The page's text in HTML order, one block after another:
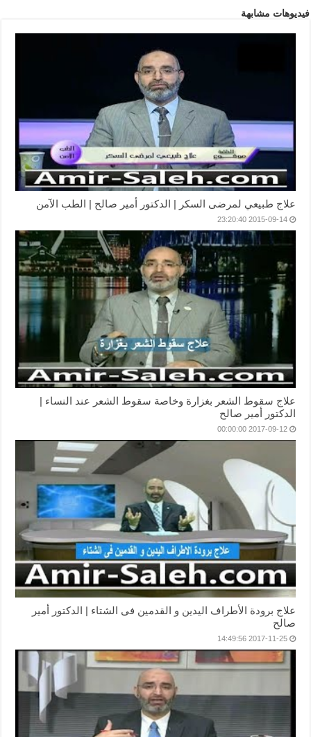
فيديوهات مشابهة
علاج طبيعي لمرضى السكر | الدكتور أمير صالح | الطب الآمن
2015-09-14 23:20:40
علاج سقوط الشعر بغزارة وخاصة سقوط الشعر عند النساء |
الدكتور أمير صالح
2017-09-12 00:00:00
علاج برودة الأطراف اليدين و القدمين فى الشتاء | الدكتور أمير
صالح
2017-11-25 14:49:56